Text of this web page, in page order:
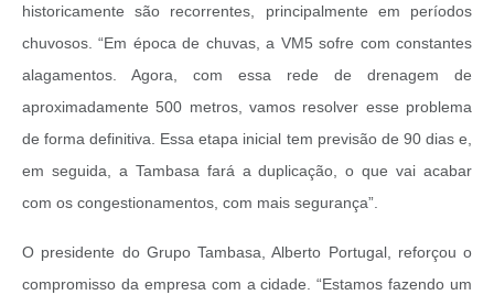
historicamente são recorrentes, principalmente em períodos
chuvosos. “Em época de chuvas, a VM5 sofre com constantes
alagamentos. Agora, com essa rede de drenagem de
aproximadamente 500 metros, vamos resolver esse problema
de forma definitiva. Essa etapa inicial tem previsão de 90 dias e,
em seguida, a Tambasa fará a duplicação, o que vai acabar
com os congestionamentos, com mais segurança”.
O presidente do Grupo Tambasa, Alberto Portugal, reforçou o
compromisso da empresa com a cidade. “Estamos fazendo um